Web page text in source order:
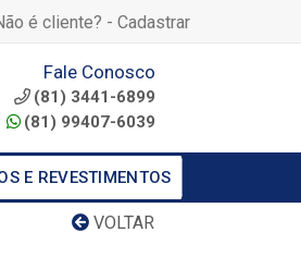
é cliente? - Cadastrar
Fale Conosco
(81) 3441-6899
(81) 99407-6039
E REVESTIMENTOS
VOLTAR